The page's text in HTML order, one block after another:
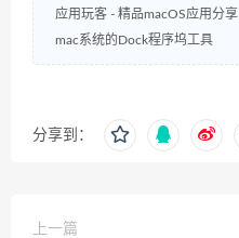
应用玩客 - 精品macOS应用分享
mac系统的Dock程序坞工具
分享到：
上一篇